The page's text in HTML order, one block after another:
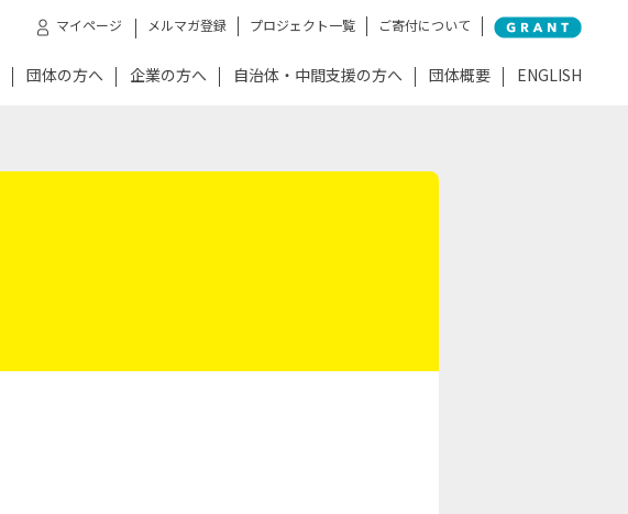
マイページ メルマガ登録 プロジェクト一覧 ご寄付について
団体の方へ 企業の方へ 自治体・中間支援の方へ 団体概要 ENGLISH